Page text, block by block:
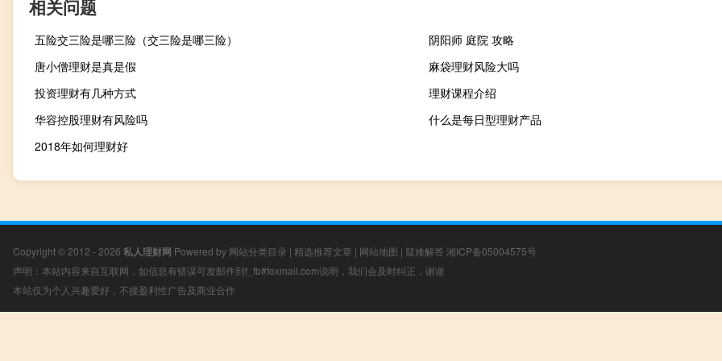
相关问题
五险交三险是哪三险（交三险是哪三险）
阴阳师 庭院 攻略
唐小僧理财是真是假
麻袋理财风险大吗
投资理财有几种方式
理财课程介绍
华容控股理财有风险吗
什么是每日型理财产品
2018年如何理财好
Copyright © 2012 - 2026 私人理财网 Powered by 网站分类目录 | 精选推荐文章 | 网站地图 | 疑难解答 湘ICP备05004575号
声明：本站内容来自互联网，如信息有错误可发邮件到f_fb#foxmail.com说明，我们会及时纠正，谢谢
本站仅为个人兴趣爱好，不接盈利性广告及商业合作